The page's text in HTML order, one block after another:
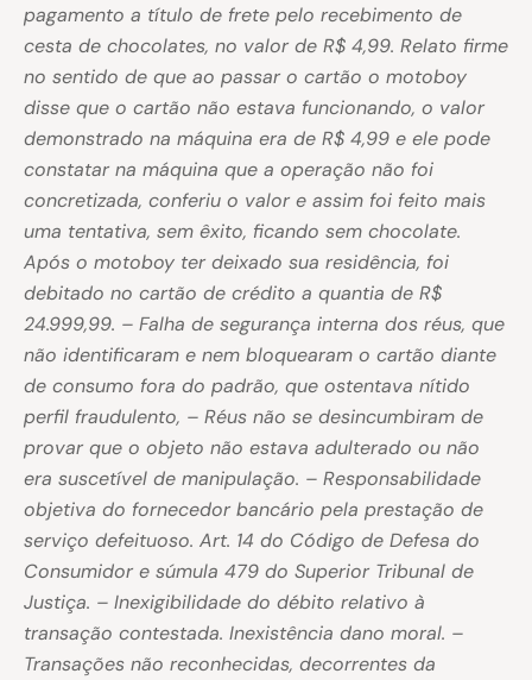
pagamento a título de frete pelo recebimento de
cesta de chocolates, no valor de R$ 4,99. Relato firme
no sentido de que ao passar o cartão o motoboy
disse que o cartão não estava funcionando, o valor
demonstrado na máquina era de R$ 4,99 e ele pode
constatar na máquina que a operação não foi
concretizada, conferiu o valor e assim foi feito mais
uma tentativa, sem êxito, ficando sem chocolate.
Após o motoboy ter deixado sua residência, foi
debitado no cartão de crédito a quantia de R$
24.999,99. – Falha de segurança interna dos réus, que
não identificaram e nem bloquearam o cartão diante
de consumo fora do padrão, que ostentava nítido
perfil fraudulento, – Réus não se desincumbiram de
provar que o objeto não estava adulterado ou não
era suscetível de manipulação. – Responsabilidade
objetiva do fornecedor bancário pela prestação de
serviço defeituoso. Art. 14 do Código de Defesa do
Consumidor e súmula 479 do Superior Tribunal de
Justiça. – Inexigibilidade do débito relativo à
transação contestada. Inexistência dano moral. –
Transações não reconhecidas, decorrentes da